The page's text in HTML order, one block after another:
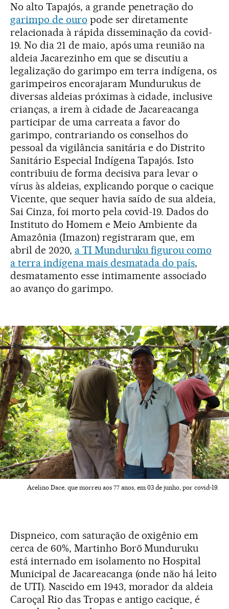
No alto Tapajós, a grande penetração do
garimpo de ouro pode ser diretamente
relacionada à rápida disseminação da covid-
19. No dia 21 de maio, após uma reunião na
aldeia Jacarezinho em que se discutiu a
legalização do garimpo em terra indígena, os
garimpeiros encorajaram Mundurukus de
diversas aldeias próximas à cidade, inclusive
crianças, a irem à cidade de Jacareacanga
participar de uma carreata a favor do
garimpo, contrariando os conselhos do
pessoal da vigilância sanitária e do Distrito
Sanitário Especial Indígena Tapajós. Isto
contribuiu de forma decisiva para levar o
vírus às aldeias, explicando porque o cacique
Vicente, que sequer havia saído de sua aldeia,
Sai Cinza, foi morto pela covid-19. Dados do
Instituto do Homem e Meio Ambiente da
Amazônia (Imazon) registraram que, em
abril de 2020, a TI Munduruku figurou como
a terra indígena mais desmatada do país,
desmatamento esse intimamente associado
ao avanço do garimpo.
Acelino Dace, que morreu aos 77 anos, em 03 de junho, por covid-19.
Dispneico, com saturação de oxigênio em
cerca de 60%, Martinho Borõ Munduruku
está internado em isolamento no Hospital
Municipal de Jacareacanga (onde não há leito
de UTI). Nascido em 1943, morador da aldeia
Caroçal Rio das Tropas e antigo cacique, é